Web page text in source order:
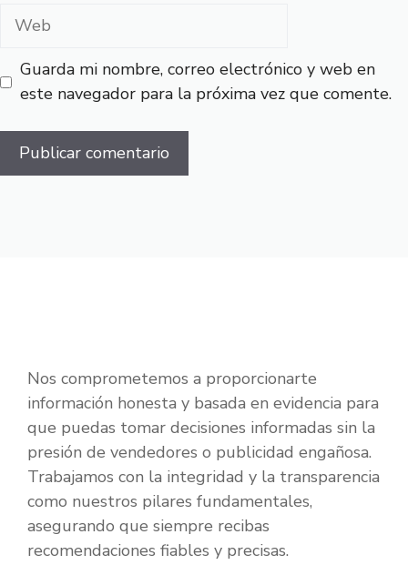
Web
Guarda mi nombre, correo electrónico y web en
este navegador para la próxima vez que comente.
Nos comprometemos a proporcionarte
información honesta y basada en evidencia para
que puedas tomar decisiones informadas sin la
presión de vendedores o publicidad engañosa.
Trabajamos con la integridad y la transparencia
como nuestros pilares fundamentales,
asegurando que siempre recibas
recomendaciones fiables y precisas.